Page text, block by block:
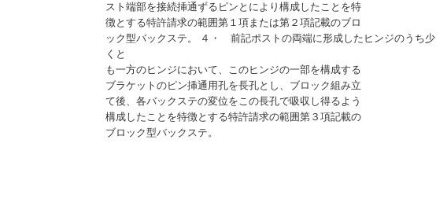
スト端部を接続挿通ずるピンとにより構成したことを特
徴とする特許請求の範囲第１項または第２項記載のブロ
ック型バックステ。 ４・ 前記ポストの両端に形成したヒンジのうち少
くと
も一方のヒンジにおいて、このヒンジの一部を構成する
ブラケットのピン挿通用孔を長孔とし、ブロック組み立
て後、各バックステの変位をこの長孔で吸収し得るよう
構成したことを特徴とする特許請求の範囲第３項記載の
ブロック型バックステ。